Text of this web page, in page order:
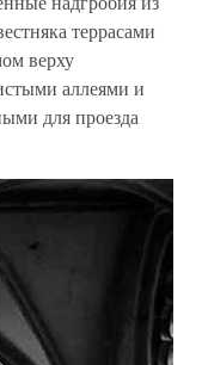
террасами
верху
аллеями и
для проезда